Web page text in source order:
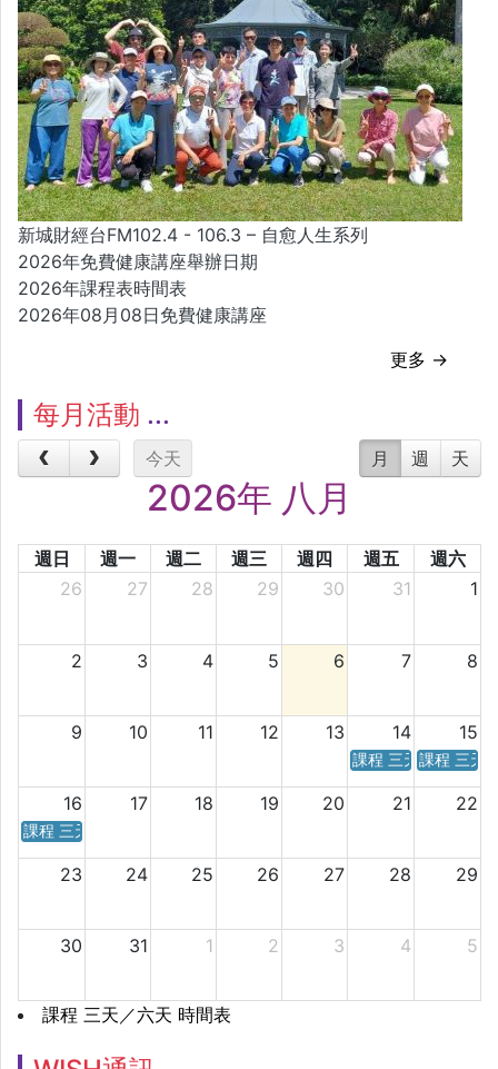
新城財經台FM102.4 - 106.3 – 自愈人生系列
2026年免費健康講座舉辦日期
2026年課程表時間表
2026年08月08日免費健康講座
更多 →
每月活動
今天 月 週 天
2026年 八月
週日 週一 週二 週三 週四 週五
週六
26
27 28 29 30 31 1
2 3 4 5 6 7 8
9 10 11 12 13 14 15
課程 三天／六天 時
課程 三天
16 17 18 19 20 21 22
課程 三天／六天 時間表
23 24 25 26 27 28 29
30 31 1 2 3 4 5
課程 三天／六天 時間表